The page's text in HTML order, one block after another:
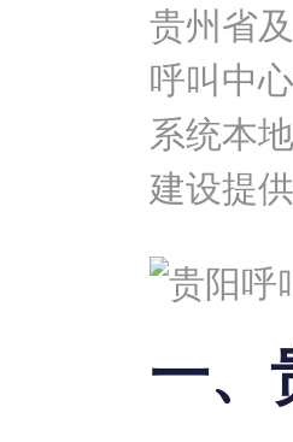
贵州省
呼叫中
系统本
建设提
一、